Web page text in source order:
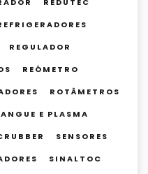
REDUTEC
REGULADOR
REÔMETRO
ROTÂMETROS
E PLASMA
SENSORES
SINALTOC